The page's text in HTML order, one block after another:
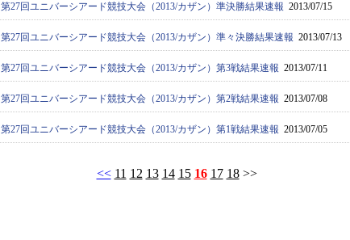
第27回ユニバーシアード競技大会（2013/カザン）準決勝結果速報 2013/07/15
第27回ユニバーシアード競技大会（2013/カザン）準々決勝結果速報 2013/07/13
第27回ユニバーシアード競技大会（2013/カザン）第3戦結果速報 2013/07/11
第27回ユニバーシアード競技大会（2013/カザン）第2戦結果速報 2013/07/08
第27回ユニバーシアード競技大会（2013/カザン）第1戦結果速報 2013/07/05
<< 11 12 13 14 15 16 17 18>>